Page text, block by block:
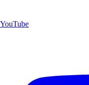
YouTube